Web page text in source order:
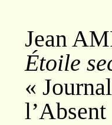
Jean A
Étoile
«